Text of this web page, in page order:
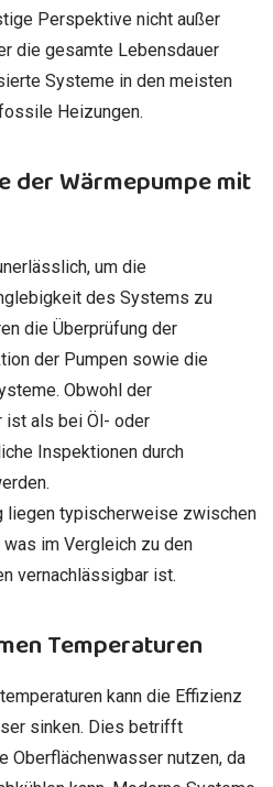
Perspektive nicht außer
die gesamte Lebensdauer
Systeme in den meisten
Heizungen.
der Wärmepumpe mit
um die
des Systems zu
die Überprüfung der
der Pumpen sowie die
Obwohl der
ist als bei Öl- oder
Inspektionen durch
liegen typischerweise zwischen
was im Vergleich zu den
vernachlässigbar ist.
Temperaturen
kann die Effizienz
sinken. Dies betrifft
Oberflächenwasser nutzen, da